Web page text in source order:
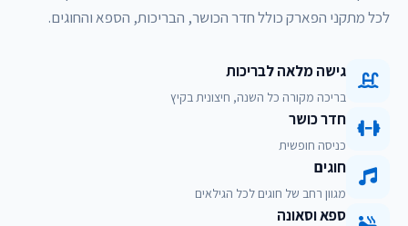
לכל מתקני הפארק כולל חדר הכושר, הבריכות, הספא והחוגים.
גישה מלאה לבריכות
בריכה מקורה כל השנה, חיצונית בקיץ
חדר כושר
כניסה חופשית
חוגים
מגוון רחב של חוגים לכל הגילאים
ספא וסאונה